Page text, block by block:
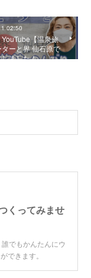
02:50
【温泉旅
ーと界 仙石原で
ました！
くってみませ
でもかんたんにウ
できます。